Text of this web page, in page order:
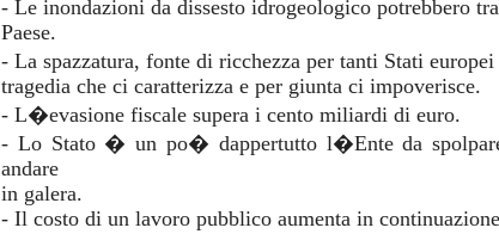
- Le inondazioni da dissesto idrogeologico potrebbero
Paese.
- La spazzatura, fonte di ricchezza per tanti Stati
tragedia che ci caratterizza e per giunta ci impoverisce.
- L�evasione fiscale supera i cento miliardi di euro.
- Lo Stato � un po� dappertutto l�Ente da
andare
in galera.
- Il costo di un lavoro pubblico aumenta in